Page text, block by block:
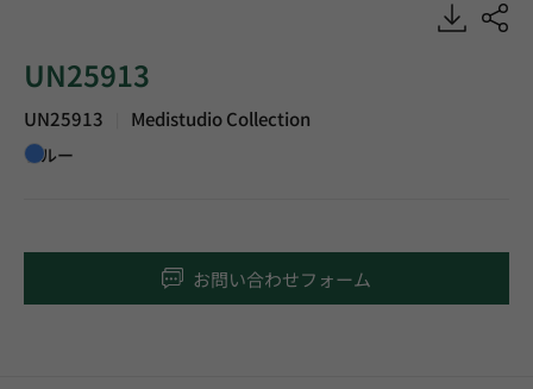
UN25913, Medistudio, Heterogeneous Sheet, HFLOR
UN25913
UN25913 Medistudio Collection
ブルー
お問い合わせフォーム